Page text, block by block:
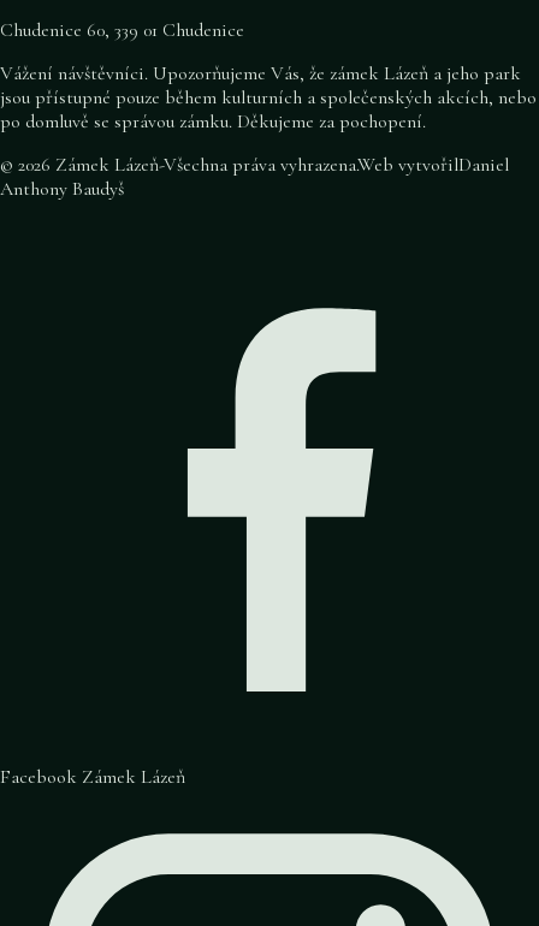
Chudenice 60, 339 01 Chudenice
Vážení návštěvníci. Upozorňujeme Vás, že zámek Lázeň a jeho park
jsou přístupné pouze během kulturních a společenských akcích, nebo
po domluvě se správou zámku. Děkujeme za pochopení.
© 2026 Zámek Lázeň-Všechna práva vyhrazena.Web vytvořilDaniel
Anthony Baudyš
Facebook Zámek Lázeň